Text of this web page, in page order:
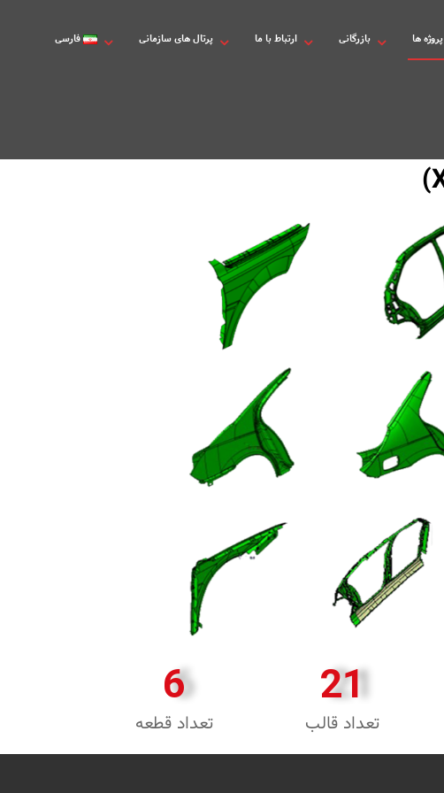
پروژه ها بازرگانی ارتباط با ما پرتال های سازمانی فارسی
21
تعداد قالب
6
تعداد قطعه